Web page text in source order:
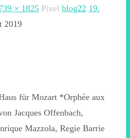
× 1825 Pixel blog22 19.
2019
für Mozart *Orphée aux
Jacques Offenbach,
Mazzola, Regie Barrie